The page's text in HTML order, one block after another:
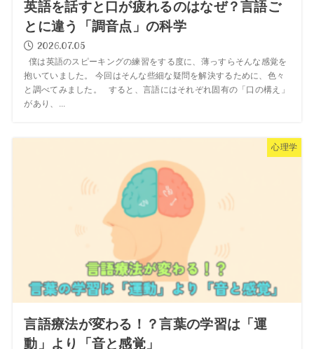
英語を話すと口が疲れるのはなぜ？言語ご
とに違う「調音点」の科学
2026.07.05
僕は英語のスピーキングの練習をする度に、薄っすらそんな感覚を
抱いていました。 今回はそんな些細な疑問を解決するために、色々
と調べてみました。 すると、言語にはそれぞれ固有の「口の構え」
があり、...
心理学
言語療法が変わる！？言葉の学習は「運
動」より「音と感覚」